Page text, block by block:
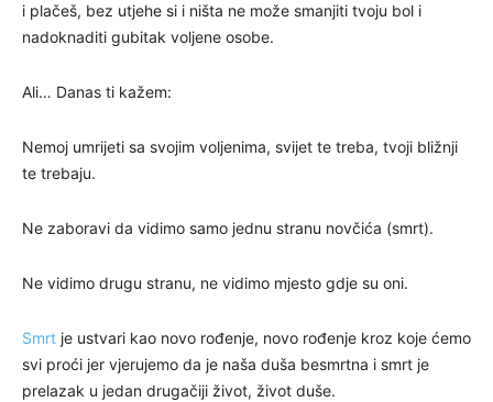
i plačeš, bez utjehe si i ništa ne može smanjiti tvoju bol i
nadoknaditi gubitak voljene osobe.
Ali… Danas ti kažem:
Nemoj umrijeti sa svojim voljenima, svijet te treba, tvoji bližnji
te trebaju.
Ne zaboravi da vidimo samo jednu stranu novčića (smrt).
Ne vidimo drugu stranu, ne vidimo mjesto gdje su oni.
Smrt je ustvari kao novo rođenje, novo rođenje kroz koje ćemo
svi proći jer vjerujemo da je naša duša besmrtna i smrt je
prelazak u jedan drugačiji život, život duše.